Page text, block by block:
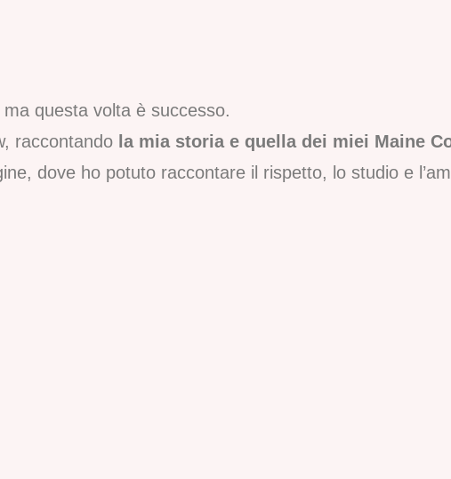
questa volta è successo.
raccontando la mia storia e quella dei miei Maine
dove ho potuto raccontare il rispetto, lo studio e